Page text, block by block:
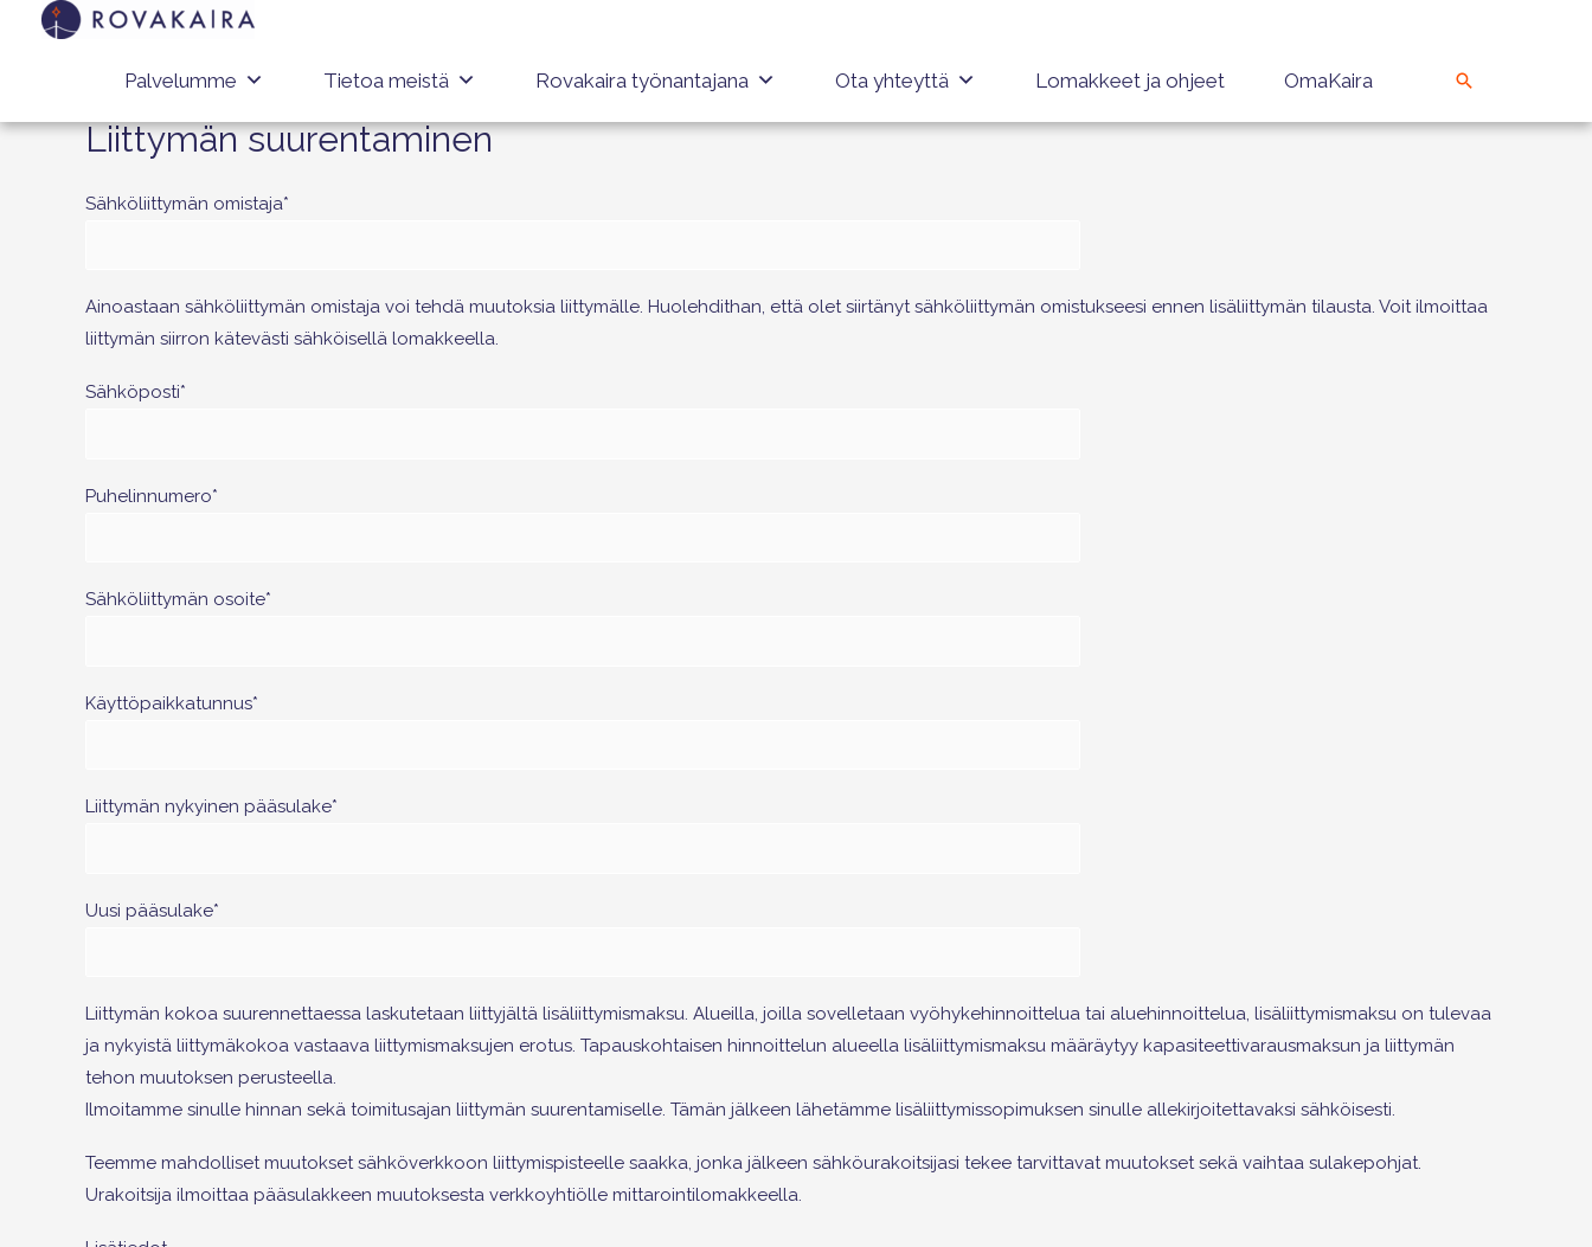
Palvelumme Tietoa meistä Rovakaira työnantajana Ota yhteyttä Lomakkeet ja ohjeet OmaKaira
Liittymän suurentaminen
Sähköliittymän omistaja*
Ainoastaan sähköliittymän omistaja voi tehdä muutoksia liittymälle. Huolehdithan, että olet siirtänyt sähköliittymän omistukseesi ennen lisäliittymän tilausta. Voit ilmoittaa
liittymän siirron kätevästi sähköisellä lomakkeella.
Sähköposti*
Puhelinnumero*
Sähköliittymän osoite*
Käyttöpaikkatunnus*
Liittymän nykyinen pääsulake*
Uusi pääsulake*
Liittymän kokoa suurennettaessa laskutetaan liittyjältä lisäliittymismaksu. Alueilla, joilla sovelletaan vyöhykehinnoittelua tai aluehinnoittelua, lisäliittymismaksu on tulevaa
ja nykyistä liittymäkokoa vastaava liittymismaksujen erotus. Tapauskohtaisen hinnoittelun alueella lisäliittymismaksu määräytyy kapasiteettivarausmaksun ja liittymän
tehon muutoksen perusteella.
Ilmoitamme sinulle hinnan sekä toimitusajan liittymän suurentamiselle. Tämän jälkeen lähetämme lisäliittymissopimuksen sinulle allekirjoitettavaksi sähköisesti.
Teemme mahdolliset muutokset sähköverkkoon liittymispisteelle saakka, jonka jälkeen sähköurakoitsijasi tekee tarvittavat muutokset sekä vaihtaa sulakepohjat.
Urakoitsija ilmoittaa pääsulakkeen muutoksesta verkkoyhtiölle mittarointilomakkeella.